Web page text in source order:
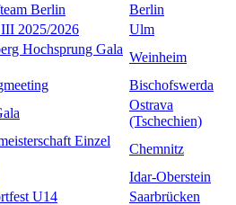
Berlin
Berlin
2025/2026
Ulm
Hochsprung Gala
Weinheim
Bischofswerda
Ostrava
(Tschechien)
Einzel
Chemnitz
Idar-Oberstein
U14
Saarbrücken